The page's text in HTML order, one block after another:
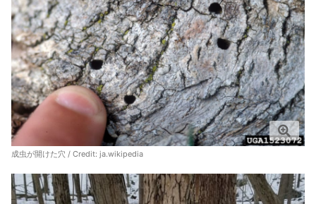
成虫が開けた穴 / Credit: ja.wikipedia